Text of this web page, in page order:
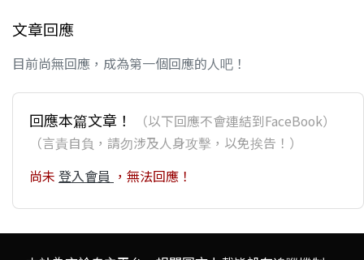
文章回應
目前尚無回應，成為第一個回應的人吧！
回應本篇文章！
（以下回應不會連結到FaceBook）
（言責自負，請勿涉及人身攻擊，以免挨告！）
尚未 登入會員 ，無法回應！